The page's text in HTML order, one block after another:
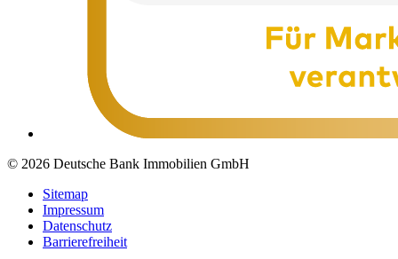
© 2026 Deutsche Bank Immobilien GmbH
Sitemap
Impressum
Datenschutz
Barrierefreiheit